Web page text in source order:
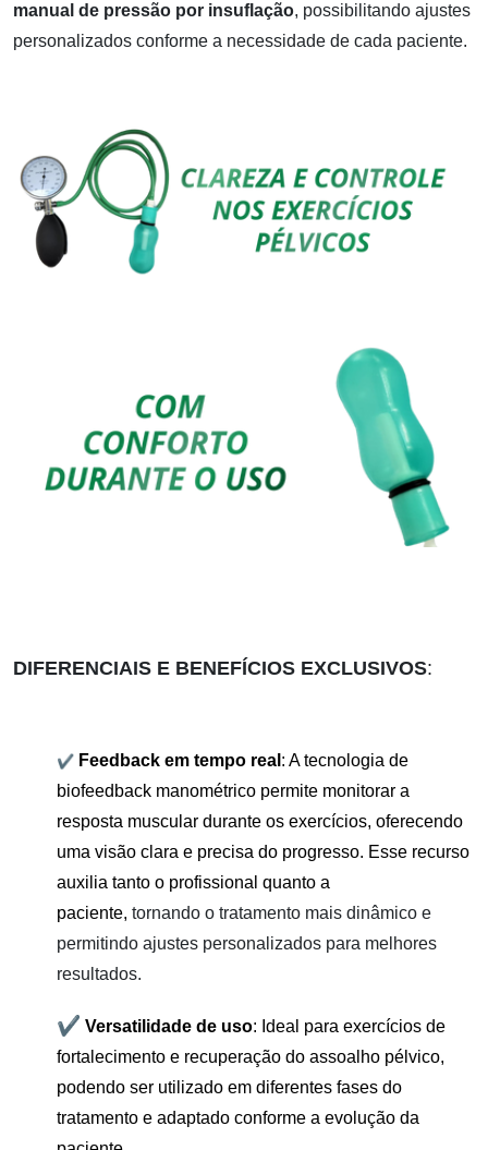
manual de pressão por insuflação, possibilitando ajustes
personalizados conforme a necessidade de cada paciente.
DIFERENCIAIS E BENEFÍCIOS EXCLUSIVOS:
✔ Feedback em tempo real : A tecnologia de
biofeedback manométrico permite monitorar a
resposta muscular durante os exercícios, oferecendo
uma visão clara e precisa do progresso. Esse recurso
auxilia tanto o profissional quanto a
paciente, tornando o tratamento mais dinâmico e
permitindo ajustes personalizados para melhores
resultados.
✔ Versatilidade de uso: Ideal para exercícios de
fortalecimento e recuperação do assoalho pélvico,
podendo ser utilizado em diferentes fases do
tratamento e adaptado conforme a evolução da